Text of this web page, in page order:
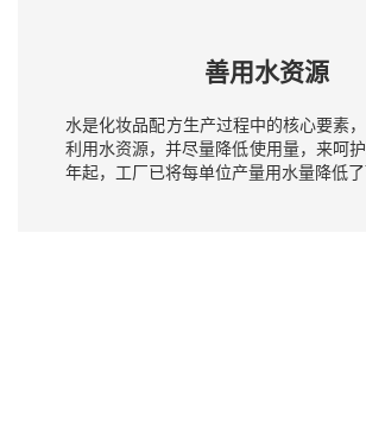
善用水资源
水是化妆品配方生产过程中的核心要素
利用水资源，并尽量降低使用量，来呵
年起，工厂已将每单位产量用水量降低了